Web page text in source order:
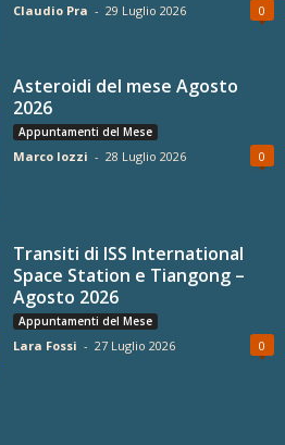
Claudio Pra - 29 Luglio 2026 0
Asteroidi del mese Agosto
2026
Appuntamenti del Mese
Marco Iozzi - 28 Luglio 2026 0
Transiti di ISS International
Space Station e Tiangong –
Agosto 2026
Appuntamenti del Mese
Lara Fossi - 27 Luglio 2026 0